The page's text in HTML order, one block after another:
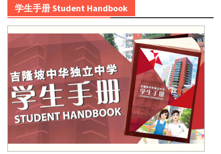
学生手册 Student Handbook